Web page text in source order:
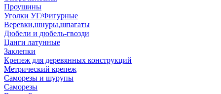
Проушины
Уголки УГ/Фигурные
Веревки,шнуры,шпагаты
Дюбели и дюбель-гвозди
Цанги латунные
Заклепки
Крепеж для деревянных конструкций
Метрический крепеж
Саморезы и шурупы
Саморезы